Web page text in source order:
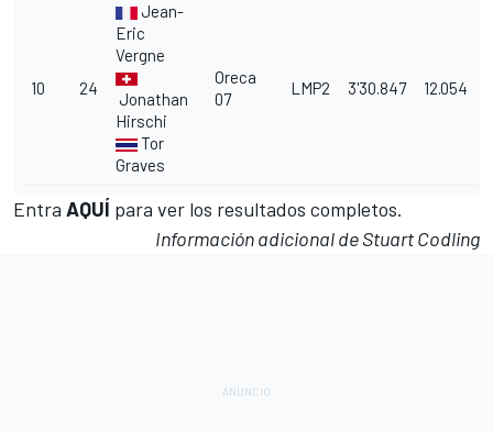
10 24
Jean-
Eric
Vergne
Jonathan
Hirschi
Tor
Graves
Oreca
07
LMP2 3'30.847 12.054
Entra AQUÍ para ver los resultados completos.
Información adicional de Stuart Codling